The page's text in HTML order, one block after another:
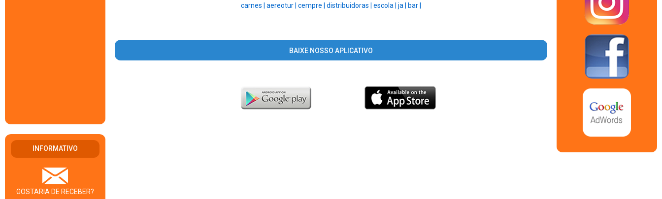
INFORMATIVO
GOSTARIA DE RECEBER?
carnes | aereotur | cempre | distribuidoras | escola | ja | bar |
BAIXE NOSSO APLICATIVO